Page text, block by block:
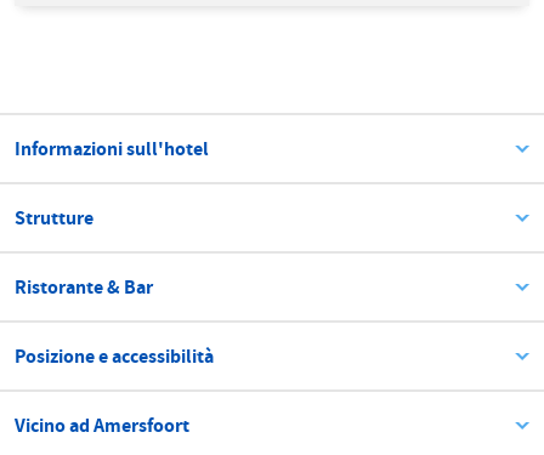
Informazioni sull'hotel
Strutture
Ristorante & Bar
Posizione e accessibilità
Vicino ad Amersfoort